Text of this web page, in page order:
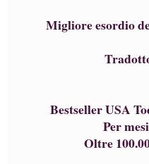
Migliore esordio
Bestseller USA
Per
Oltre